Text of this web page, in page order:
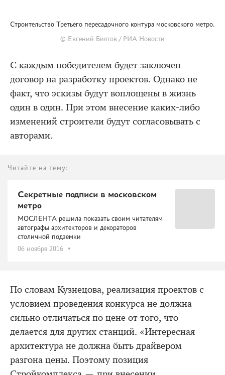
Строительство Третьего пересадочного контура московского метро.
© Евгений Биятов / РИА Новости
С каждым победителем будет заключен
договор на разработку проектов. Однако не
факт, что эскизы будут воплощены в жизнь
один в один. При этом внесение каких-либо
изменений строители будут согласовывать с
авторами.
Читайте на тему:
Секретные подписи в московском
метро
МОСЛЕНТА решила показать своим читателям
автографы архитекторов и декораторов
столичной подземки
06 ноября 2016
По словам Кузнецова, реализация проектов с
условием проведения конкурса не должна
сильно отличаться по цене от того, что
делается для других станций. «Интересная
архитектура не должна быть драйвером
разгона цены. Поэтому позиция